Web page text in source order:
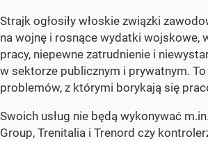
Strajk ogłosiły włoskie związki
na wojnę i rosnące wydatki wojskowe,
pracy, niepewne zatrudnienie i
w sektorze publicznym i prywatnym.
problemów, z którymi borykają się
Swoich usług nie będą wykonywać
Group, Trenitalia i Trenord czy